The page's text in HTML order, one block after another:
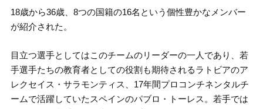
18歳から36歳、8つの国籍の16名という個性豊かなメンバー
が紹介された。
目立つ選手としてはこのチームのリーダーの一人であり、若
手選手たちの教育者としての役割も期待されるラトビアのア
レクセイス・サラモンティス、17年間プロコンチネンタルチ
ームで活躍していたスペインのパブロ・トーレス。若手では